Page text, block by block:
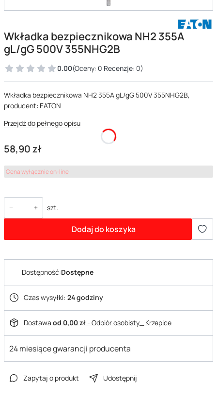
Wkładka bezpiecznikowa NH2 355A
gL/gG 500V 355NHG2B
0.00(Oceny: 0 Recenzje: 0)
Wkładka bezpiecznikowa NH2 355A gL/gG 500V 355NHG2B,
producent: EATON
Przejdź do pełnego opisu
Cena
58,90 zł
Cena wyłącznie on-line
szt.
Dodaj do koszyka
Dostępność:Dostępne
Czas wysyłki: 24 godziny
Dostawa od 0,00 zł- Odbiór osobisty_ Krzepice
24 miesiące gwarancji producenta
Zapytaj o produkt Udostępnij